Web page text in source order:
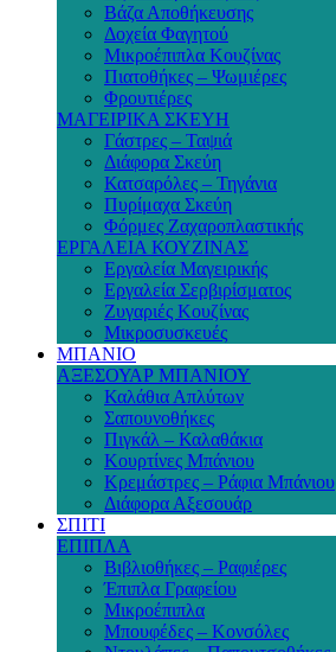
Βάζα Αποθήκευσης
Δοχεία Φαγητού
Μικροέπιπλα Κουζίνας
Πιατοθήκες – Ψωμιέρες
Φρουτιέρες
ΜΑΓΕΙΡΙΚΑ ΣΚΕΥΗ
Γάστρες – Ταψιά
Διάφορα Σκεύη
Κατσαρόλες – Τηγάνια
Πυρίμαχα Σκεύη
Φόρμες Ζαχαροπλαστικής
ΕΡΓΑΛΕΙΑ ΚΟΥΖΙΝΑΣ
Εργαλεία Μαγειρικής
Εργαλεία Σερβιρίσματος
Ζυγαριές Κουζίνας
Μικροσυσκευές
ΜΠΑΝΙΟ
ΑΞΕΣΟΥΑΡ ΜΠΑΝΙΟΥ
Καλάθια Απλύτων
Σαπουνοθήκες
Πιγκάλ – Καλαθάκια
Κουρτίνες Μπάνιου
Κρεμάστρες – Ράφια Μπάνιου
Διάφορα Αξεσουάρ
ΣΠΙΤΙ
ΕΠΙΠΛΑ
Βιβλιοθήκες – Ραφιέρες
Έπιπλα Γραφείου
Μικροέπιπλα
Μπουφέδες – Κονσόλες